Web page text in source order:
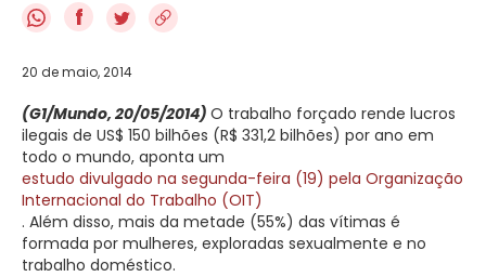
f
20 de maio, 2014
(G1/Mundo, 20/05/2014) O trabalho forçado rende lucros
ilegais de US$ 150 bilhões (R$ 331,2 bilhões) por ano em
todo o mundo, aponta um
estudo divulgado na segunda-feira (19) pela Organização
Internacional do Trabalho (OIT)
. Além disso, mais da metade (55%) das vítimas é
formada por mulheres, exploradas sexualmente e no
trabalho doméstico.